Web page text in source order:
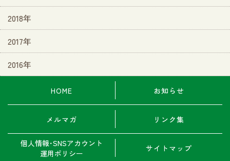
2018年
2017年
2016年
HOME お知らせ
メルマガ リンク集
個人情報･SNSアカウント
運用ポリシー
サイトマップ